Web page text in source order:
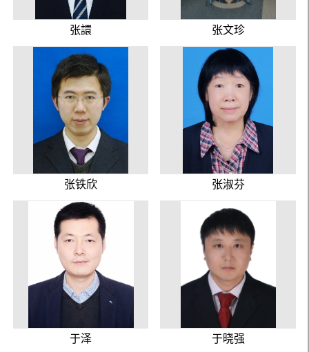
张譞 张文珍
张铁欣 张淑芬
于泽 于晓强